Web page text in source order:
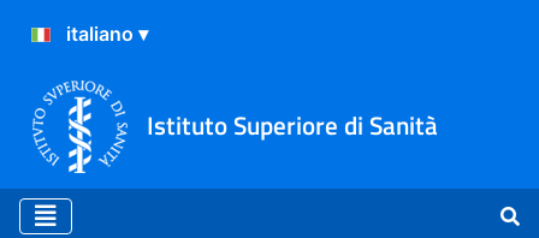
Istituto Superiore di Sanità